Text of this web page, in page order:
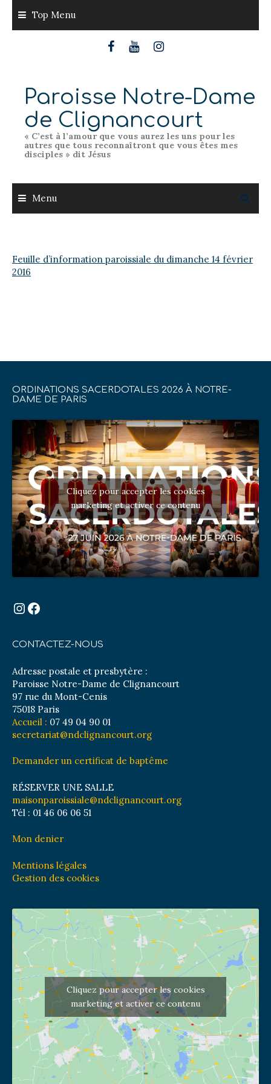
content
Top Menu
Paroisse Notre-Dame
de Clignancourt
« C’est à l’amour que vous aurez les uns pour les
autres que tous reconnaîtront que vous êtes mes
disciples » dit Jésus
Menu
Feuille d’information paroissiale du dimanche 14 février
2016
ORDINATIONS SACERDOTALES 2026 À NOTRE-
DAME DE PARIS
Cliquez pour accepter les cookies
marketing et activer ce contenu
Instagram
Facebook
CONTACTEZ-NOUS
Adresse postale et presbytère :
Paroisse Notre-Dame de Clignancourt
97 rue du Mont-Cenis
75018 Paris
Accueil : 07 49 04 90 01
secretariat@ndclignancourt.org
Demander un certificat de baptême
RÉSERVER UNE SALLE
maisonparoissiale@ndclignancourt.org
Tél : 01 46 06 06 51
Mon denier
Mentions légales
Gestion des cookies
Cliquez pour accepter les cookies
marketing et activer ce contenu